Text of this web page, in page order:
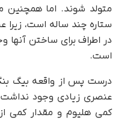
متولد شوند. اما همچنین
ستاره چند ساله است، زیرا
در اطراف برای ساختن آنها
است.
عنصری زیادی وجود نداشت.
کمی هلیوم و مقدار کمی